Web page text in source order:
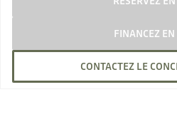
FINANCEZ
CONTACTEZ LE